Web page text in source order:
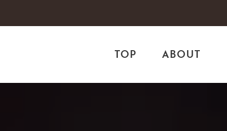
TOP ABOUT